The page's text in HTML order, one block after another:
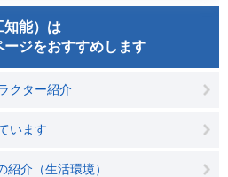
知能）は
ージをおすすめします
クター紹介
います
介（生活環境）